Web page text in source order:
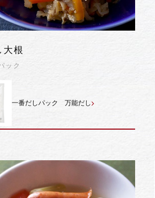
大根
ック
一番だしパック 万能だし